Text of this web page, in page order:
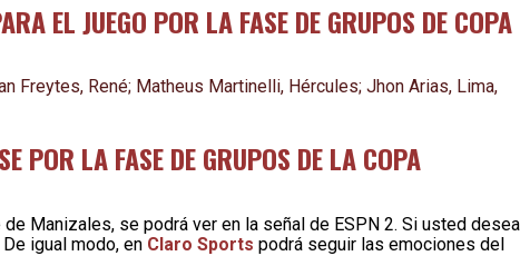
EL JUEGO POR LA FASE DE GRUPOS DE COPA
Freytes, René; Matheus Martinelli, Hércules; Jhon Arias, Lima,
POR LA FASE DE GRUPOS DE LA COPA
Manizales, se podrá ver en la señal de ESPN 2. Si usted desea
igual modo, en Claro Sports podrá seguir las emociones del